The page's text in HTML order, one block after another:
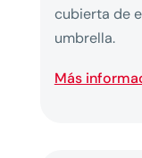
cubierta de
umbrella.
Más